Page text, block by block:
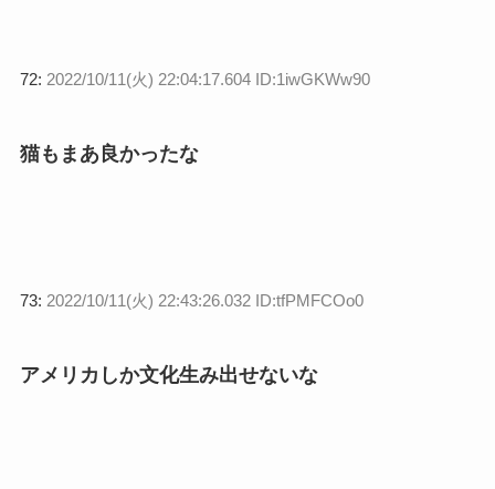
72: 2022/10/11(火) 22:04:17.604 ID:1iwGKWw90
猫もまあ良かったな
73: 2022/10/11(火) 22:43:26.032 ID:tfPMFCOo0
アメリカしか文化生み出せないな